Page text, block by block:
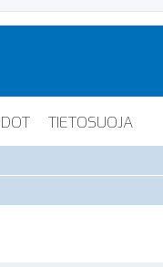
TIETOSUOJA